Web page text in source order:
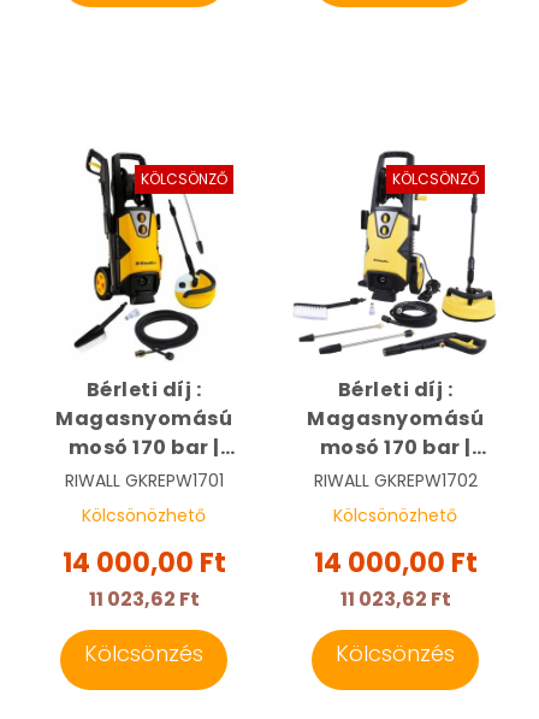
KÖLCSÖNZŐ
Bérleti díj :
Magasnyomású
mosó 170 bar |
RIWALL REPW 170
SET - 1
RIWALL GKREPW1701
Kölcsönözhető
14 000,00 Ft
11 023,62 Ft
Kölcsönzés
KÖLCSÖNZŐ
Bérleti díj :
Magasnyomású
mosó 170 bar |
RIWALL REPW 170
SET - 2
RIWALL GKREPW1702
Kölcsönözhető
14 000,00 Ft
11 023,62 Ft
Kölcsönzés